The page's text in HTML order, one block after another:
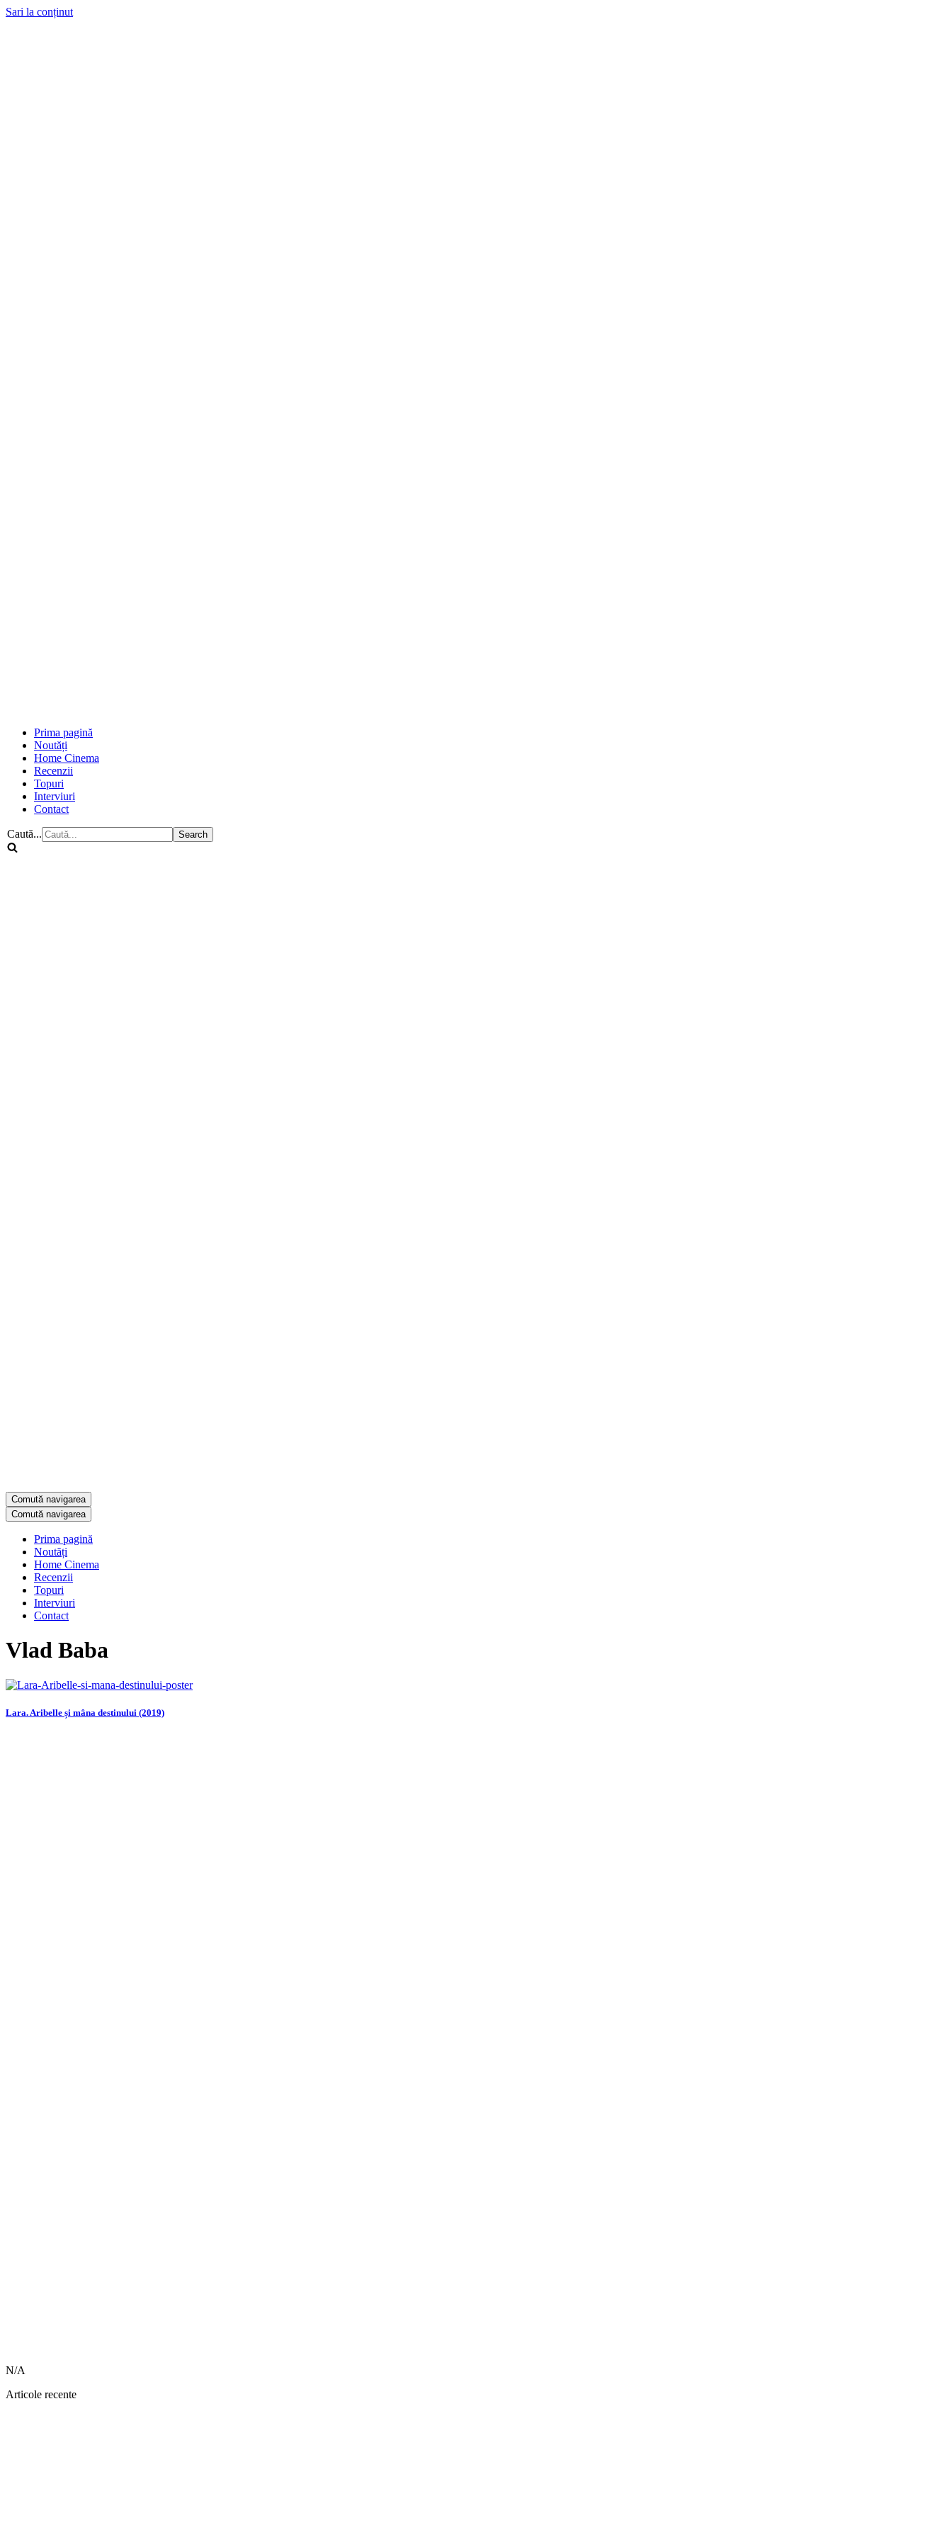
Sari la conținut
Prima pagină
Noutăți
Home Cinema
Recenzii
Topuri
Interviuri
Contact
Caută...
Comută navigarea
Comută navigarea
Prima pagină
Noutăți
Home Cinema
Recenzii
Topuri
Interviuri
Contact
Vlad Baba
Lara. Aribelle și mâna destinului (2019)
N/A
Articole recente